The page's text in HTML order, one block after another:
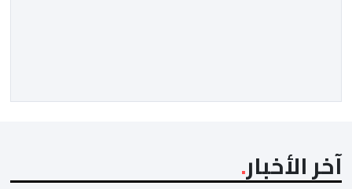
من طرف اللجنة التقنية التي واكبت كل […]
آخر الأخبار